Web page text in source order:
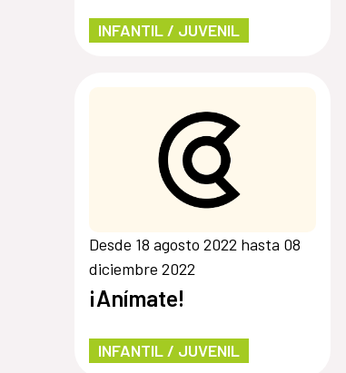
INFANTIL / JUVENIL
Desde 18 agosto 2022 hasta 08
diciembre 2022
¡Anímate!
INFANTIL / JUVENIL